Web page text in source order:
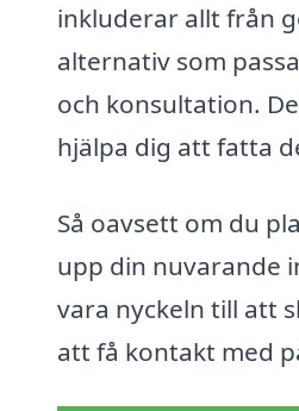
inkluderar allt från
alternativ som
och konsultation.
hjälpa dig att fatta
Så oavsett om du
upp din nuvarande
vara nyckeln till att
att få kontakt med